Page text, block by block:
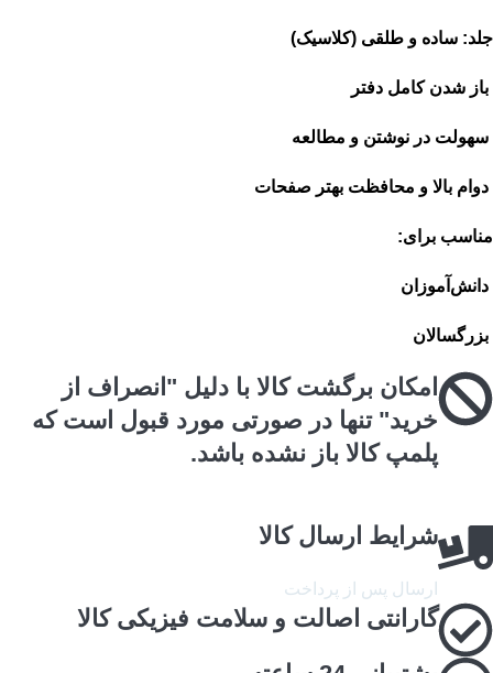
جلد: ساده و طلقی (کلاسیک)
باز شدن کامل دفتر
سهولت در نوشتن و مطالعه
دوام بالا و محافظت بهتر صفحات
مناسب برای:
دانش‌آموزان
بزرگسالان
امکان برگشت کالا با دلیل "انصراف از
خرید" تنها در صورتی مورد قبول است که
پلمپ کالا باز نشده باشد.
شرایط ارسال کالا
ارسال پس از پرداخت
گارانتی اصالت و سلامت فیزیکی کالا